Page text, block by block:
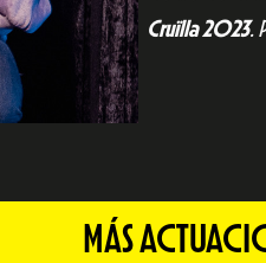
Cruïlla 2023.
MÁS